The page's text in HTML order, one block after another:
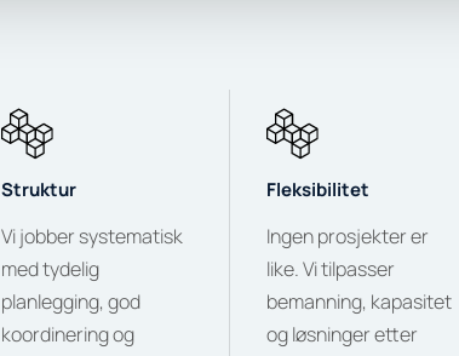
Struktur
Vi jobber systematisk
med tydelig
planlegging, god
koordinering og
Fleksibilitet
Ingen prosjekter er
like. Vi tilpasser
bemanning, kapasitet
og løsninger etter